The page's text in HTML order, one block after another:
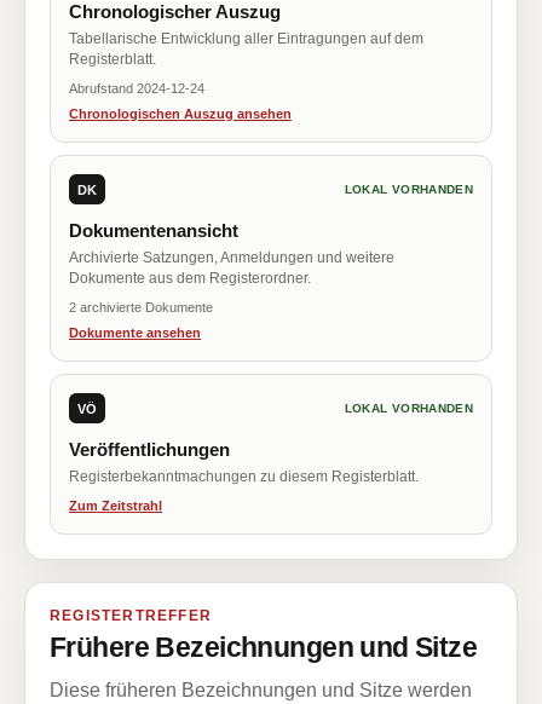
Chronologischer Auszug
Tabellarische Entwicklung aller Eintragungen auf dem
Registerblatt.
Abrufstand 2024-12-24
Chronologischen Auszug ansehen
DK LOKAL VORHANDEN
Dokumentenansicht
Archivierte Satzungen, Anmeldungen und weitere
Dokumente aus dem Registerordner.
2 archivierte Dokumente
Dokumente ansehen
VÖ LOKAL VORHANDEN
Veröffentlichungen
Registerbekanntmachungen zu diesem Registerblatt.
Zum Zeitstrahl
REGISTERTREFFER
Frühere Bezeichnungen und Sitze
Diese früheren Bezeichnungen und Sitze werden